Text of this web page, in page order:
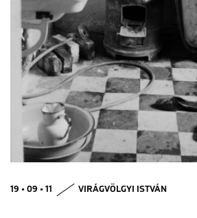
19 • 09 • 11 VIRÁGVÖLGYI ISTVÁN